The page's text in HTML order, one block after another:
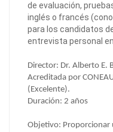
de evaluación,
inglés o francés
para los candidatos
entrevista personal
Director: Dr. Alberto E.
Acreditada por
(Excelente).
Duración: 2 años
Objetivo: Proporcionar